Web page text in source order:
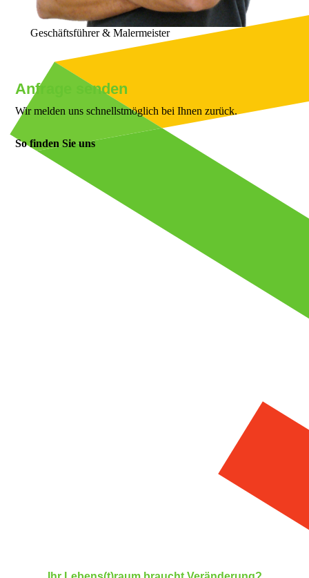
Geschäftsführer & Malermeister
Anfrage senden
Wir melden uns schnellstmöglich bei Ihnen zurück.
So finden Sie uns